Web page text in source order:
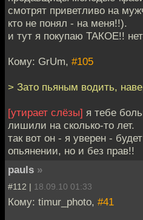
смотрят приветливо на
кто не понял - на меня!!).
и тут я покупаю ТАКОЕ!!
Кому: GrUm, #105
> Зато пьяным водить,
[утирает слёзы] я тебе
лишили на сколько-то лет.
так вот он - я уверен -
опьянении, но и без прав!!
pauls »
#112 | 18.09.10 01:33
Кому: timur_photo, #41